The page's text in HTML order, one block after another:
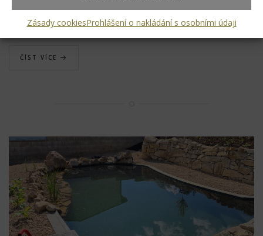
Zásady cookiesProhlášení o nakládání s osobními údaji
zákazníci se můžou začít koupat. Pak už jen doděláme kout pro
vířivku a zahrada bude hotová. To Vám…
ČÍST VÍCE